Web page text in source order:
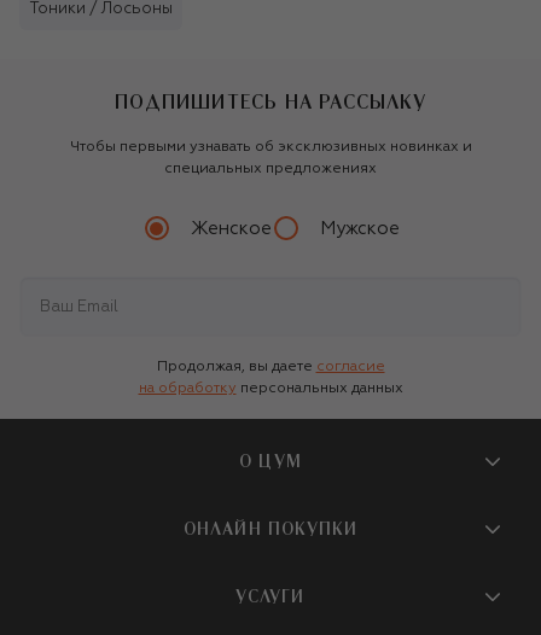
Тоники / Лосьоны
ПОДПИШИТЕСЬ НА РАССЫЛКУ
Чтобы первыми узнавать об эксклюзивных новинках и
специальных предложениях
Женское Мужское
Продолжая, вы даете согласие
на обработку персональных данных
О ЦУМ
О магазине
Бутики и ПВЗ ЦУМ
ОНЛАЙН ПОКУПКИ
УСЛУГИ